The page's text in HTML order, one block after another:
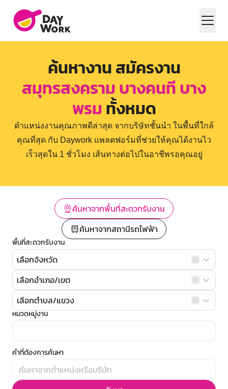
ค้นหางาน สมัครงาน
สมุทรสงคราม บางคนที บาง
พรมทั้งหมด
ตำแหน่งงานคุณภาพดีล่าสุด จากบริษัทชั้นนำ ในพื้นที่ใกล้
คุณที่สุด กับ Daywork แพลตฟอร์มที่ช่วยให้คุณได้งานไว
เร็วสุดใน 1 ชั่วโมง เส้นทางต่อไปในอาชีพรอคุณอยู่
ค้นหาจากพื้นที่สะดวกรับงาน
ค้นหาจากสถานีรถไฟฟ้า
พื้นที่สะดวกรับงาน
เลือกจังหวัด
เลือกอำเภอ/เขต
เลือกตำบล/แขวง
หมวดหมู่งาน
คำที่ต้องการค้นหา